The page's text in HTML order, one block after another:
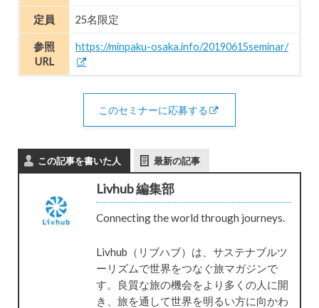
定員 25名限定
参照
URL
https://minpaku-osaka.info/20190615seminar/
このセミナーに応募する
この記事を書いた人 最新の記事
Livhub 編集部
Connecting the world through journeys.
Livhub（リブハブ）は、サステナブルツ
ーリズムで世界をつなぐ旅マガジンで
す。良質な旅の機会をより多くの人に開
き、旅を通して世界を明るい方に向かわ